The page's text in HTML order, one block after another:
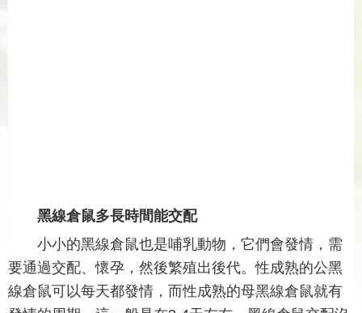
黑線倉鼠多長時間能交配
小小的黑線倉鼠也是哺乳動物，它們會發情，需
要通過交配、懷孕，然後繁殖出後代。性成熟的公黑
線倉鼠可以每天都發情，而性成熟的母黑線倉鼠就有